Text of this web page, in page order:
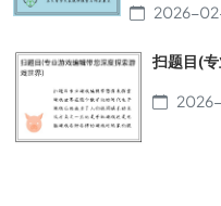
2026-
扫题目(